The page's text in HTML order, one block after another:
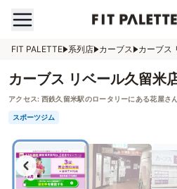
FIT PALETTE 系列店 カーブス カーブス
カーブス リベール久留米
アクセス: 西鉄久留米駅のロータリーにある花屋さ
スポーツジム